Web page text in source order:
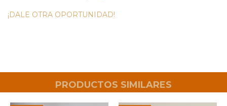
¡DALE OTRA OPORTUNIDAD!
PRODUCTOS SIMILARES